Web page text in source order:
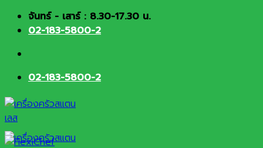
Skip จันทร์ - เสาร์ : 8.30-17.30 น.
02-183-5800-2
02-183-5800-2